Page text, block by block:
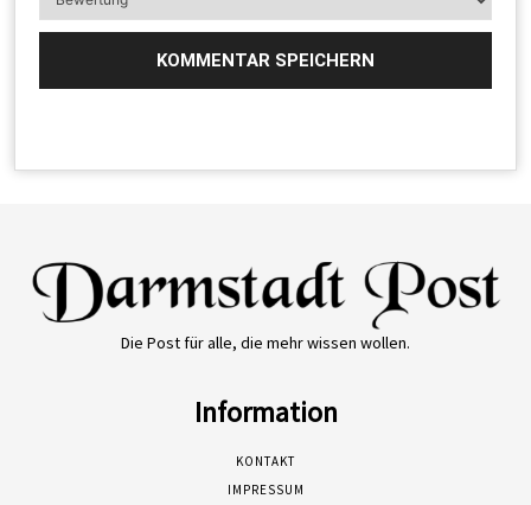
Die Post für alle, die mehr wissen wollen.
Information
KONTAKT
IMPRESSUM